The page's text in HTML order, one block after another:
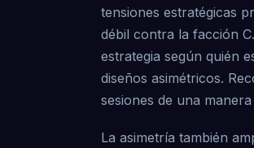
tensiones estratégicas
débil contra la facción
estrategia según quién
diseños asimétricos.
sesiones de una
La asimetría también